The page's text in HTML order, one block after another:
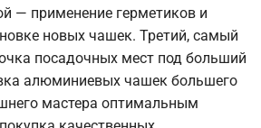
— применение герметиков и
новых чашек. Третий, самый
посадочных мест под больший
алюминиевых чашек большего
мастера оптимальным